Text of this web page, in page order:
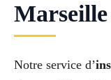
Marseille
Notre service d’